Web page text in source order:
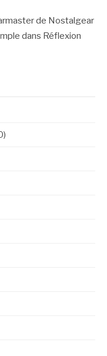
de Nostalgear
dans Réflexion